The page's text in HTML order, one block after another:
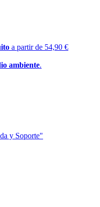
a partir de 54,90 €
ambiente.
y Soporte"